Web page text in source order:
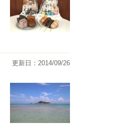
更新日：2014/09/26